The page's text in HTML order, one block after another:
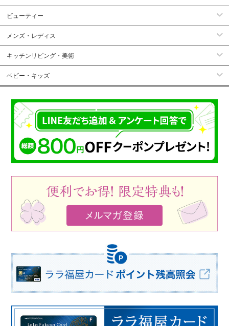
ビューティー
メンズ・レディス
キッチンリビング・美術
ベビー・キッズ